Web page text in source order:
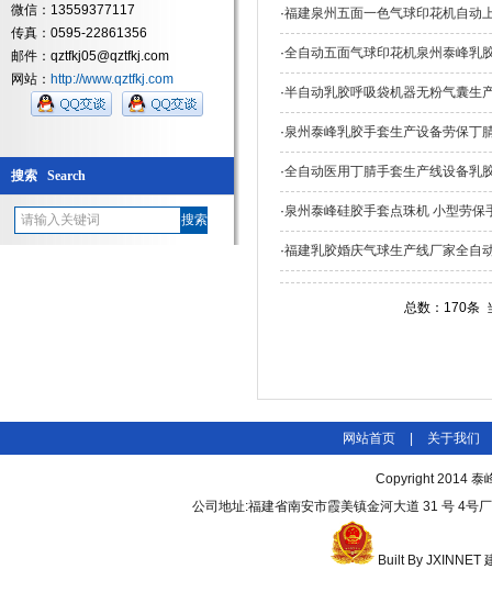
微信：13559377117
传真：0595-22861356
邮件：qztfkj05@qztfkj.com
网站： http://www.qztfkj.com
搜索 Search
·福建泉州五面一色气球印花机自动
·全自动五面气球印花机泉州泰峰乳
·半自动乳胶呼吸袋机器无粉气囊生
·泉州泰峰乳胶手套生产设备劳保丁
·全自动医用丁腈手套生产线设备乳
·泉州泰峰硅胶手套点珠机 小型劳保
·福建乳胶婚庆气球生产线厂家全自
总数：170条
网站首页 关于我们
Copyright 2014 泰
公司地址:福建省南安市霞美镇金河大道 31 号 4号
Built By JXINNET